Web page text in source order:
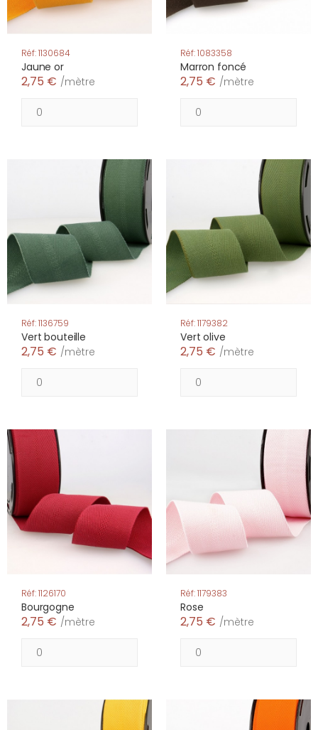
Réf: 1130684
Jaune or
2,75 € /mètre
Réf: 1083358
Marron foncé
2,75 € /mètre
Réf: 1136759
Vert bouteille
2,75 € /mètre
Réf: 1179382
Vert olive
2,75 € /mètre
Réf: 1126170
Bourgogne
2,75 € /mètre
Réf: 1179383
Rose
2,75 € /mètre